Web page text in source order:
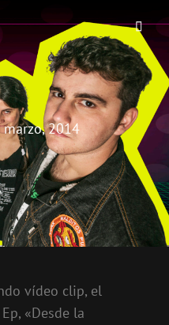
2014
vídeo clip, el
«Desde la